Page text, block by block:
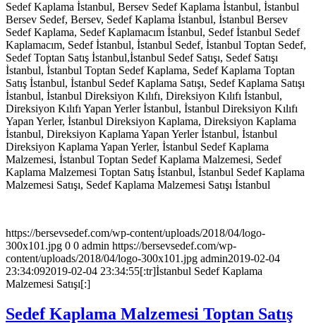
Sedef Kaplama İstanbul, Bersev Sedef Kaplama İstanbul, İstanbul
Bersev Sedef, Bersev, Sedef Kaplama İstanbul, İstanbul Bersev
Sedef Kaplama, Sedef Kaplamacım İstanbul, Sedef İstanbul Sedef
Kaplamacım, Sedef İstanbul, İstanbul Sedef, İstanbul Toptan Sedef,
Sedef Toptan Satış İstanbul,İstanbul Sedef Satışı, Sedef Satışı
İstanbul, İstanbul Toptan Sedef Kaplama, Sedef Kaplama Toptan
Satış İstanbul, İstanbul Sedef Kaplama Satışı, Sedef Kaplama Satışı
İstanbul, İstanbul Direksiyon Kılıfı, Direksiyon Kılıfı İstanbul,
Direksiyon Kılıfı Yapan Yerler İstanbul, İstanbul Direksiyon Kılıfı
Yapan Yerler, İstanbul Direksiyon Kaplama, Direksiyon Kaplama
İstanbul, Direksiyon Kaplama Yapan Yerler İstanbul, İstanbul
Direksiyon Kaplama Yapan Yerler, İstanbul Sedef Kaplama
Malzemesi, İstanbul Toptan Sedef Kaplama Malzemesi, Sedef
Kaplama Malzemesi Toptan Satış İstanbul, İstanbul Sedef Kaplama
Malzemesi Satışı, Sedef Kaplama Malzemesi Satışı İstanbul
https://bersevsedef.com/wp-content/uploads/2018/04/logo-
300x101.jpg 0 0 admin https://bersevsedef.com/wp-
content/uploads/2018/04/logo-300x101.jpg admin2019-02-04
23:34:092019-02-04 23:34:55[:tr]İstanbul Sedef Kaplama
Malzemesi Satışı[:]
Sedef Kaplama Malzemesi Toptan Satış